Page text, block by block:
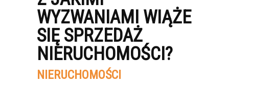
WYZWANIAMI WIĄŻE
SIĘ SPRZEDAŻ
NIERUCHOMOŚCI?
NIERUCHOMOŚCI